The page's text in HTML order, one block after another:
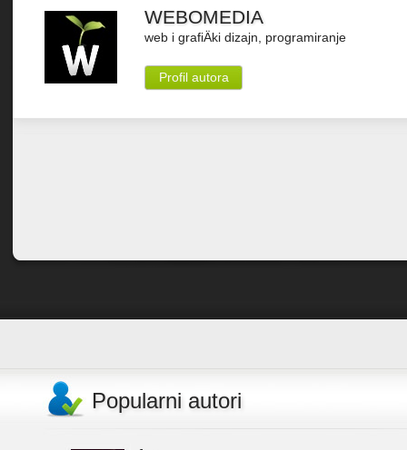
WEBOMEDIA
web i grafiÄki dizajn, programiranje
Profil autora
Popularni autori